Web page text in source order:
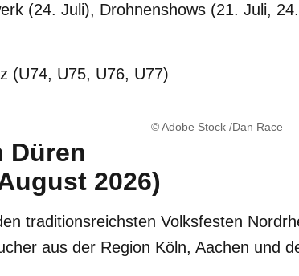
(24. Juli), Drohnenshows (21. Juli,
(U74, U75, U76, U77)
© Adobe Stock /Dan Race
Düren
2026)
traditionsreichsten Volksfesten
aus der Region Köln, Aachen und